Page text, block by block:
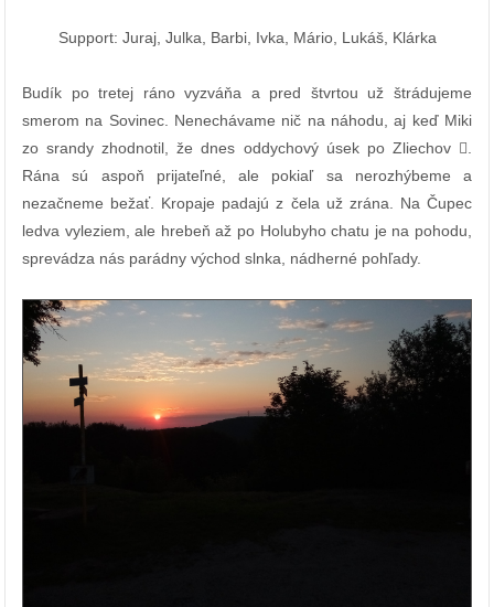
Support: Juraj, Julka, Barbi, Ivka, Mário, Lukáš, Klárka
Budík po tretej ráno vyzváňa a pred štvrtou už štrádujeme
smerom na Sovinec. Nenechávame nič na náhodu, aj keď Miki
zo srandy zhodnotil, že dnes oddychový úsek po Zliechov .
Rána sú aspoň prijateľné, ale pokiaľ sa nerozhýbeme a
nezačneme bežať. Kropaje padajú z čela už zrána. Na Čupec
ledva vyleziem, ale hrebeň až po Holubyho chatu je na pohodu,
sprevádza nás parádny východ slnka, nádherné pohľady.